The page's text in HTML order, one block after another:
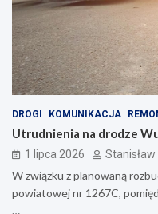
DROGI KOMUNIKACJA
Utrudnienia na drodze
1 lipca 2026
W związku z planowaną
powiatowej nr 1267C,
…